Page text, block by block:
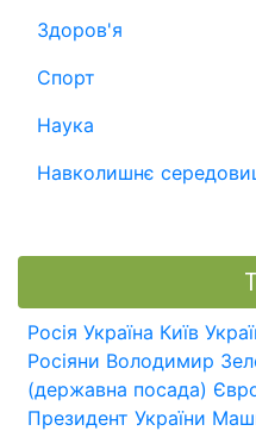
Здоров'я
Спорт
Наука
Навколишнє
Росія Україна Київ
Росіяни Володимир
(державна посада)
Президент України